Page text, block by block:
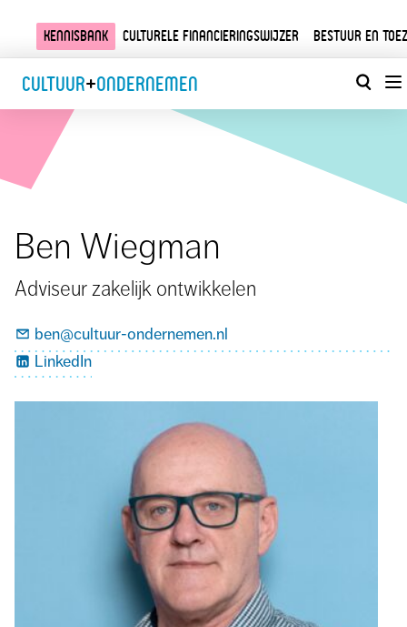
Kennisbank Culturele financieringswijzer Bestuur en
Cultuur+Ondernemen
Ben Wiegman
Adviseur zakelijk ontwikkelen
ben@cultuur-ondernemen.nl
LinkedIn